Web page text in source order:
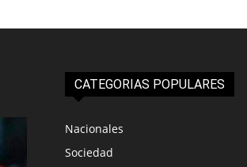
CATEGORIAS POPULARES
Nacionales
Sociedad